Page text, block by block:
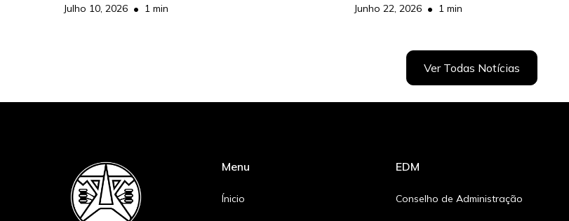
Julho 10, 2026 • 1 min
Junho 22, 2026 • 1 min
Ver Todas Notícias
Menu
Ínicio
EDM
Conselho de Administração